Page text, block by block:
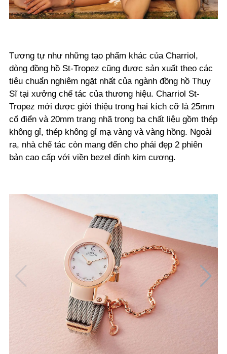
Tương tự như những tạo phẩm khác của Charriol,
dòng đồng hồ St-Tropez cũng được sản xuất theo các
tiêu chuẩn nghiêm ngặt nhất của ngành đồng hồ Thụy
Sĩ tại xưởng chế tác của thương hiệu. Charriol St-
Tropez mới được giới thiệu trong hai kích cỡ là 25mm
cổ điển và 20mm trang nhã trong ba chất liệu gồm thép
không gỉ, thép không gỉ mạ vàng và vàng hồng. Ngoài
ra, nhà chế tác còn mang đến cho phái đẹp 2 phiên
bản cao cấp với viền bezel đính kim cương.